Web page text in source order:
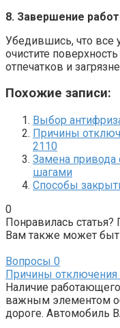
8. Завершение
Убедившись, что все
очистите
отпечатков и
Похожие записи:
Выбор
Причины
2110
Замена привода
шагами
Способы
0
Понравилась
Вам также может
Вопросы 0
Причины отключения
Наличие
важным элементом
дороге. Автомобиль